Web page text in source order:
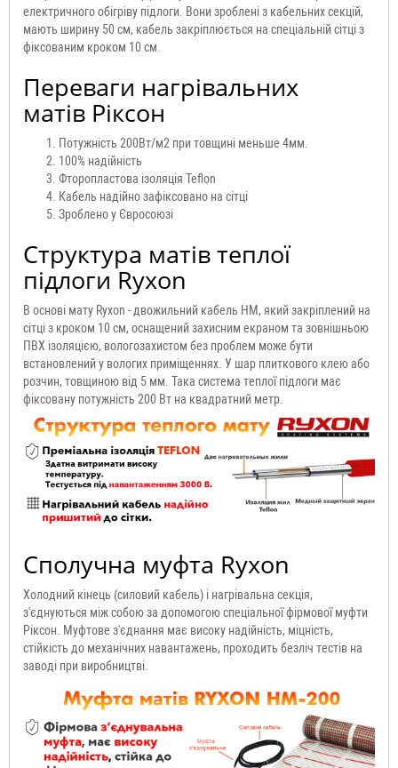
електричного обігріву підлоги. Вони зроблені з кабельних секцій,
мають ширину 50 см, кабель закріплюється на спеціальній сітці з
фіксованим кроком 10 см.
Переваги нагрівальних
матів Ріксон
Потужність 200Вт/м2 при товщині меньше 4мм.
100% надійність
Фторопластова ізоляція Teflon
Кабель надійно зафіксовано на сітці
Зроблено у Євросоюзі
Структура матів теплої
підлоги Ryxon
В основі мату Ryxon - двожильний кабель HM, який закріплений на
сітці з кроком 10 см, оснащений захисним екраном та зовнішньою
ПВХ ізоляцією, вологозахистом без проблем може бути
встановлений у вологих приміщеннях. У шар плиткового клею або
розчин, товщиною від 5 мм. Така система теплої підлоги має
фіксовану потужність 200 Вт на квадратний метр.
Сполучна муфта Ryxon
Холодний кінець (силовий кабель) і нагрівальна секція,
з'єднуються між собою за допомогою спеціальної фірмової муфти
Ріксон. Муфтове з'єднання має високу надійність, міцність,
стійкість до механічних навантажень, проходить безліч тестів на
заводі при виробництві.